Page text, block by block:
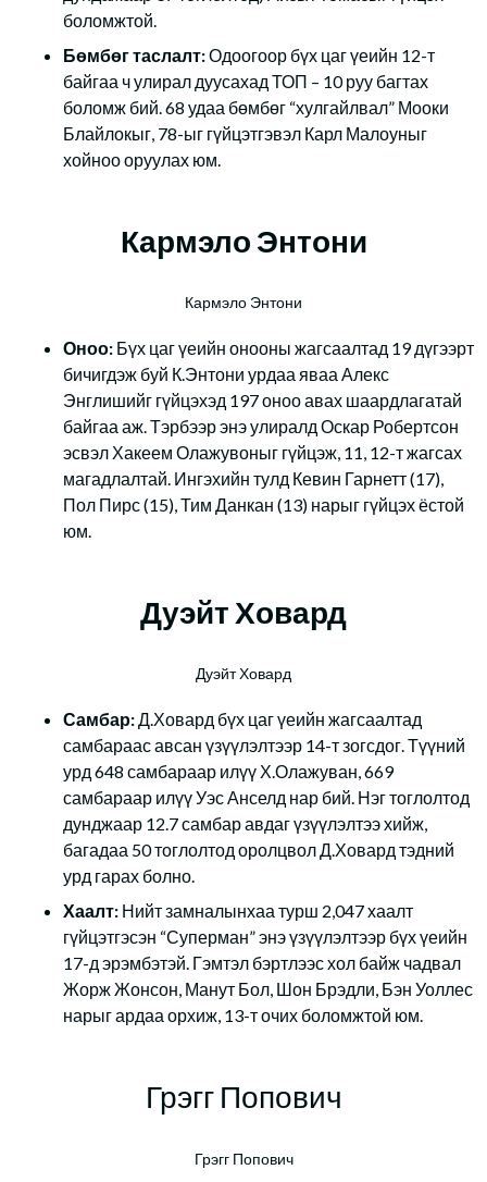
боломжтой.
Бөмбөг таслалт:Одоогоор бүх цаг үеийн 12-т
байгаа ч улирал дуусахад ТОП – 10 руу багтах
боломж бий. 68 удаа бөмбөг “хулгайлвал” Мооки
Блайлокыг, 78-ыг гүйцэтгэвэл Карл Малоуныг
хойноо оруулах юм.
Кармэло Энтони
Кармэло Энтони
Оноо: Бүх цаг үеийн онооны жагсаалтад 19 дүгээрт
бичигдэж буй К.Энтони урдаа яваа Алекс
Энглишийг гүйцэхэд 197 оноо авах шаардлагатай
байгаа аж. Тэрбээр энэ улиралд Оскар Робертсон
эсвэл Хакеем Олажувоныг гүйцэж, 11, 12-т жагсах
магадлалтай. Ингэхийн тулд Кевин Гарнетт (17),
Пол Пирс (15), Тим Данкан (13) нарыг гүйцэх ёстой
юм.
Дуэйт Ховард
Дуэйт Ховард
Самбар:Д.Ховард бүх цаг үеийн жагсаалтад
самбараас авсан үзүүлэлтээр 14-т зогсдог. Түүний
урд 648 самбараар илүү Х.Олажуван, 669
самбараар илүү Уэс Анселд нар бий. Нэг тоглолтод
дунджаар 12.7 самбар авдаг үзүүлэлтээ хийж,
багадаа 50 тоглолтод оролцвол Д.Ховард тэдний
урд гарах болно.
Хаалт: Нийт замналынхаа турш 2,047 хаалт
гүйцэтгэсэн “Суперман” энэ үзүүлэлтээр бүх үеийн
17-д эрэмбэтэй. Гэмтэл бэртлээс хол байж чадвал
Жорж Жонсон, Манут Бол, Шон Брэдли, Бэн Уоллес
нарыг ардаа орхиж, 13-т очих боломжтой юм.
Грэгг Попович
Грэгг Попович